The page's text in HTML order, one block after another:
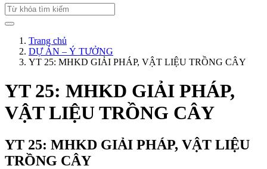
Trang chủ
DỰ ÁN – Ý TƯỞNG
YT 25: MHKD GIẢI PHÁP, VẬT LIỆU TRỒNG CÂY
YT 25: MHKD GIẢI PHÁP,
VẬT LIỆU TRỒNG CÂY
YT 25: MHKD GIẢI PHÁP, VẬT LIỆU
TRỒNG CÂY